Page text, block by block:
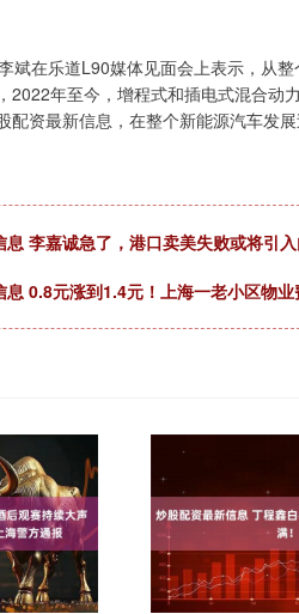
在乐道L90媒体见面会上表示，从整
2022年至今，增程式和插电式混合
配资最新信息，在整个新能源汽车发展
息 李嘉诚急了，港口卖美失败或将引
息 0.8元涨到1.4元！上海一老小区物